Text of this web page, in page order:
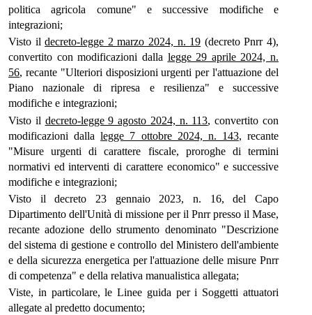
politica agricola comune" e successive modifiche e
integrazioni;
Visto ildecreto-legge 2 marzo 2024, n. 19 (decreto Pnrr 4),
convertito con modificazioni dalla legge 29 aprile 2024, n.
56, recante "Ulteriori disposizioni urgenti per l'attuazione del
Piano nazionale di ripresa e resilienza" e successive
modifiche e integrazioni;
Visto il decreto-legge 9 agosto 2024, n. 113, convertito con
modificazioni dallalegge 7 ottobre 2024, n. 143, recante
"Misure urgenti di carattere fiscale, proroghe di termini
normativi ed interventi di carattere economico" e successive
modifiche e integrazioni;
Visto il decreto 23 gennaio 2023, n. 16, del Capo
Dipartimento dell'Unità di missione per il Pnrr presso il Mase,
recante adozione dello strumento denominato "Descrizione
del sistema di gestione e controllo del Ministero dell'ambiente
e della sicurezza energetica per l'attuazione delle misure Pnrr
di competenza" e della relativa manualistica allegata;
Viste, in particolare, le Linee guida per i Soggetti attuatori
allegate al predetto documento;